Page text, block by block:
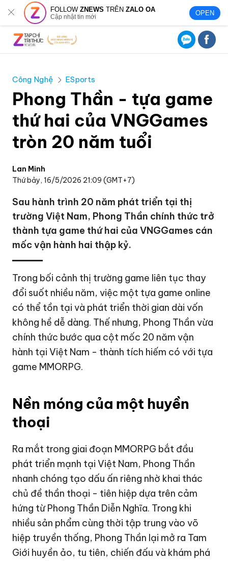
FOLLOWZNEWS TRÊNZALO OA
Cập nhật tin mới OPEN
Công Nghệ ESports
Phong Thần - tựa game
thứ hai của VNGGames
tròn 20 năm tuổi
Lan Minh
Thứ bảy, 16/5/2026 21:09 (GMT+7)
Sau hành trình 20 năm phát triển tại thị
trường Việt Nam, Phong Thần chính thức trở
thành tựa game thứ hai của VNGGames cán
mốc vận hành hai thập kỷ.
Trong bối cảnh thị trường game liên tục thay
đổi suốt nhiều năm, việc một tựa game online
có thể tồn tại và phát triển thời gian dài vốn
không hề dễ dàng. Thế nhưng, Phong Thần vừa
chính thức bước qua cột mốc 20 năm vận
hành tại Việt Nam - thành tích hiếm có với tựa
game MMORPG.
Nền móng của một huyền
thoại
Ra mắt trong giai đoạn MMORPG bắt đầu
phát triển mạnh tại Việt Nam, Phong Thần
nhanh chóng tạo dấu ấn riêng nhờ khai thác
chủ đề thần thoại - tiên hiệp dựa trên cảm
hứng từ Phong Thần Diễn Nghĩa. Trong khi
nhiều sản phẩm cùng thời tập trung vào võ
hiệp truyền thống, Phong Thần lại mở ra Tam
Giới huyền ảo, tu tiên, chiến đấu và khám phá